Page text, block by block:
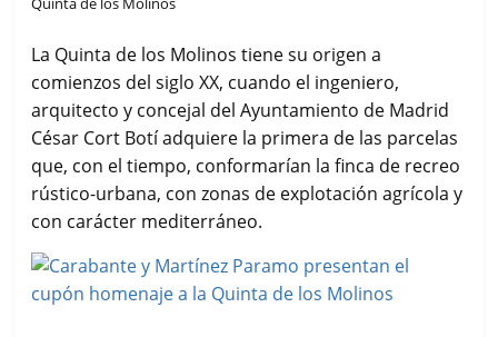
La Quinta de los Molinos tiene su origen a
comienzos del siglo XX, cuando el ingeniero,
arquitecto y concejal del Ayuntamiento de Madrid
César Cort Botí adquiere la primera de las parcelas
que, con el tiempo, conformarían la finca de recreo
rústico-urbana, con zonas de explotación agrícola y
con carácter mediterráneo.